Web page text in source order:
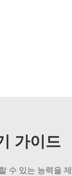
가이드
수 있는 능력을